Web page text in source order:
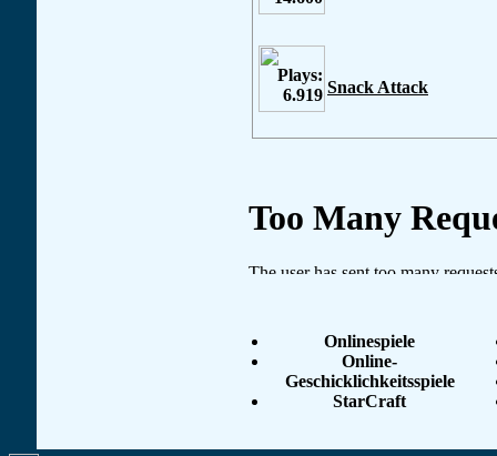
Snack Attack
Onlinespiele
Online-
Geschicklichkeitsspiele
StarCraft